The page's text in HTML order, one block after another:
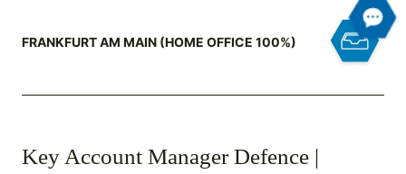
FRANKFURT AM MAIN (HOME OFFICE 100%)
Key Account Manager Defence |